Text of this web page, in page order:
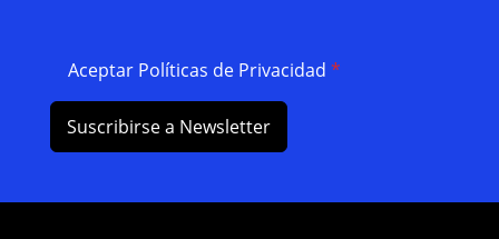
Aceptar Políticas de Privacidad *
Suscribirse a Newsletter